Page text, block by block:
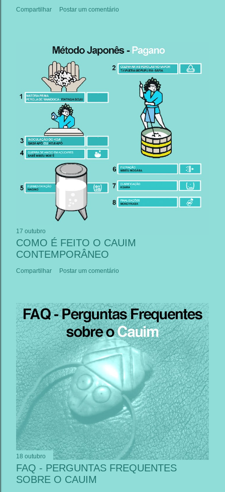
Compartilhar Postar um comentário
17 outubro
COMO É FEITO O CAUIM
CONTEMPORÂNEO
Compartilhar Postar um comentário
18 outubro
FAQ - PERGUNTAS FREQUENTES
SOBRE O CAUIM